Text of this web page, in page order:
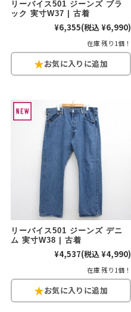
リーバイス501 ジーンズ ブラ
ック 実寸W37 | 古着
¥6,355(税込 ¥6,990)
在庫 残り1個！
リーバイス501 ジーンズ デニ
ム 実寸W38 | 古着
¥4,537(税込 ¥4,990)
在庫 残り1個！